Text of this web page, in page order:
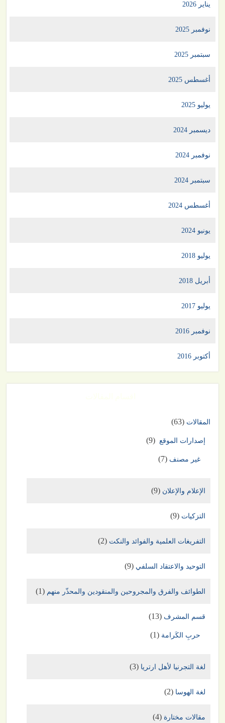
يناير 2026
نوفمبر 2025
سبتمبر 2025
أغسطس 2025
يوليو 2025
ديسمبر 2024
نوفمبر 2024
سبتمبر 2024
أغسطس 2024
يونيو 2024
يوليو 2018
أبريل 2018
يوليو 2017
نوفمبر 2016
أكتوبر 2016
المقالات (63)
إصدارات الموقع (9)
غير مصنف (7)
الإعلام والإعلان (9)
التزكيات (9)
التفريغات العلمية والفوائد والنكت (2)
التوحيد والاعتقاد السلفي (9)
الطوائف والفرق والمجروحين والمنقودين والمحذّر منهم (1)
قسم المشرف (13)
حربِ الكَرامة (1)
لغة التجرنيا لأهل ارتريا (3)
لغة الهوسا (2)
مقالات مختارة (4)